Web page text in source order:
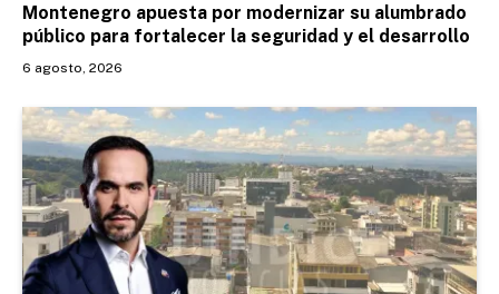
Montenegro apuesta por modernizar su alumbrado
público para fortalecer la seguridad y el desarrollo
6 agosto, 2026